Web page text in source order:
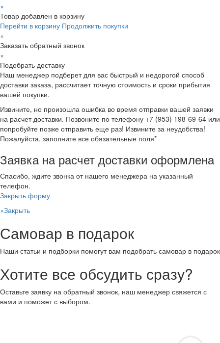
×
Товар добавлен в корзину
Перейти в корзину Продолжить покупки
×
Заказать обратный звонок
×
Подобрать доставку
Наш менеджер подберет для вас быстрый и недорогой способ
доставки заказа, рассчитает точную стоимость и сроки прибытия
вашей покупки.
Извините, но произошла ошибка во время отправки вашей заявки
на расчет доставки. Позвоните по телефону +7 (953) 198-69-64 или
попробуйте позже отправить еще раз! Извините за неудобства!
Пожалуйста, заполните все обязательные поля*
Заявка на расчет доставки оформлена
Спасибо, ждите звонка от нашего менеджера на указанный
телефон.
Закрыть форму
×Закрыть
Самовар в подарок
Наши статьи и подборки помогут вам подобрать самовар в подарок
Хотите все обсудить сразу?
Оставьте заявку на обратный звонок, наш менеджер свяжется с
вами и поможет с выбором.